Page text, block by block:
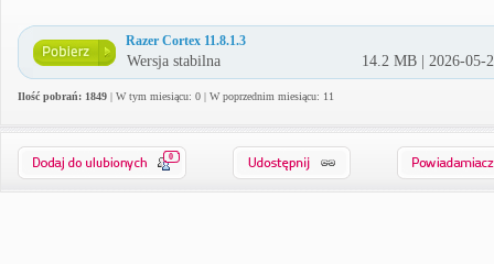
Razer Cortex 11.8.1.3
Wersja stabilna 14.2 MB | 2026-05-
Ilość pobrań: 1849 | W tym miesiącu: 0 | W poprzednim miesiącu: 11
0